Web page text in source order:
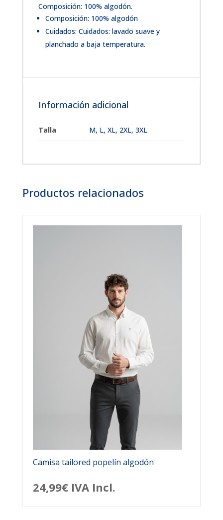
Composición: 100% algodón.
Composición: 100% algodón
Cuidados: Cuidados: lavado suave y
planchado a baja temperatura.
Información adicional
Talla M, L, XL, 2XL, 3XL
Productos relacionados
Camisa tailored popelín algodón
24,99€ IVA Incl.